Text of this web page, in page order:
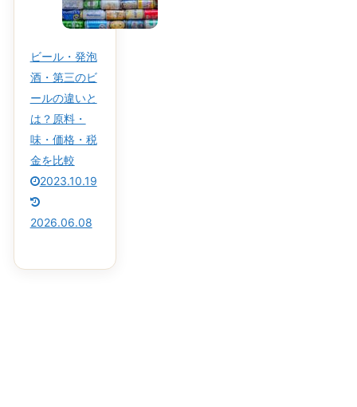
ビール・発泡
酒・第三のビ
ールの違いと
は？原料・
味・価格・税
金を比較
2023.10.19
2026.06.08